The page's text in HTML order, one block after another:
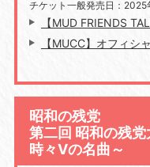
チケット一般発売日：
【MUD FRIENDS
【MUCC】オフィシ
昭和の残党
第二回 昭和の残
時々Vの名曲～